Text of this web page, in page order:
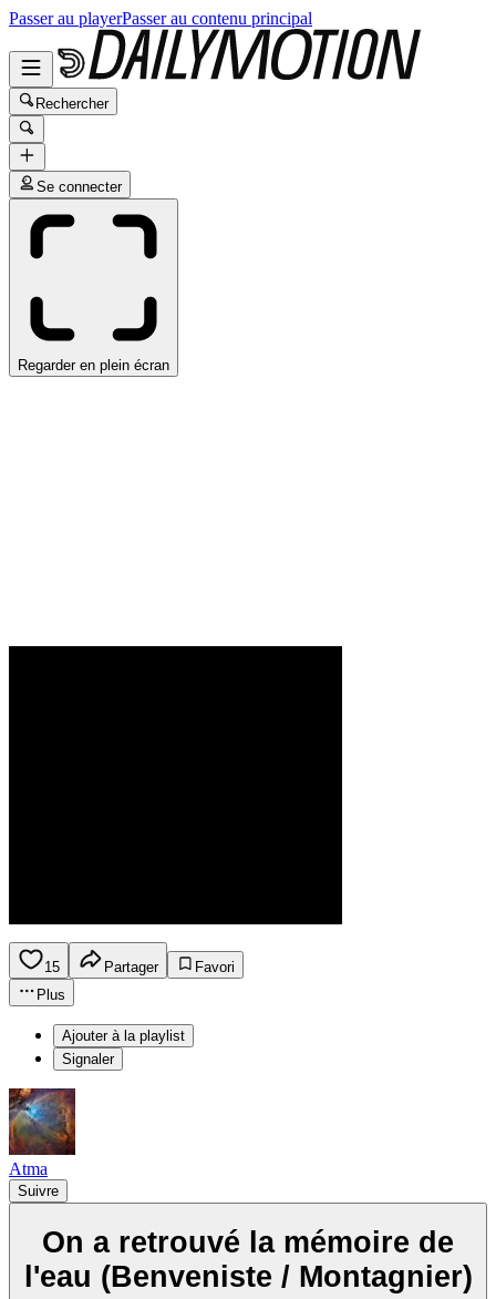
Passer au playerPasser au contenu principal
Rechercher
Se connecter
Regarder en plein écran
15 Partager
Favori
Plus
Ajouter à la playlist
Signaler
Atma
Suivre
On a retrouvé la mémoire de
l'eau (Benveniste / Montagnier)